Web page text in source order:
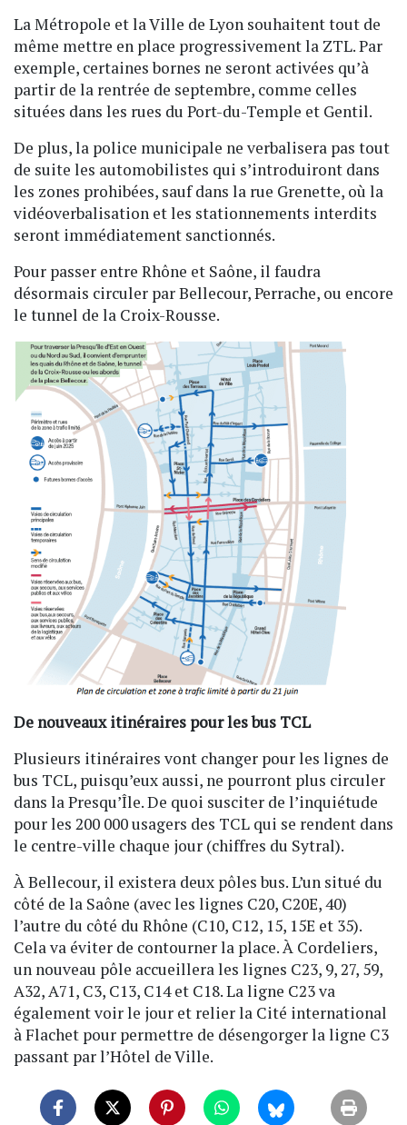
La Métropole et la Ville de Lyon souhaitent tout de
même mettre en place progressivement la ZTL. Par
exemple, certaines bornes ne seront activées qu’à
partir de la rentrée de septembre, comme celles
situées dans les rues du Port-du-Temple et Gentil.
De plus, la police municipale ne verbalisera pas tout
de suite les automobilistes qui s’introduiront dans
les zones prohibées, sauf dans la rue Grenette, où la
vidéoverbalisation et les stationnements interdits
seront immédiatement sanctionnés.
Pour passer entre Rhône et Saône, il faudra
désormais circuler par Bellecour, Perrache, ou encore
le tunnel de la Croix-Rousse.
De nouveaux itinéraires pour les bus TCL
Plusieurs itinéraires vont changer pour les lignes de
bus TCL, puisqu’eux aussi, ne pourront plus circuler
dans la Presqu’Île. De quoi susciter de l’inquiétude
pour les 200 000 usagers des TCL qui se rendent dans
le centre-ville chaque jour (chiffres du Sytral).
À Bellecour, il existera deux pôles bus. L’un situé du
côté de la Saône (avec les lignes C20, C20E, 40)
l’autre du côté du Rhône (C10, C12, 15, 15E et 35).
Cela va éviter de contourner la place. À Cordeliers,
un nouveau pôle accueillera les lignes C23, 9, 27, 59,
A32, A71, C3, C13, C14 et C18. La ligne C23 va
également voir le jour et relier la Cité international
à Flachet pour permettre de désengorger la ligne C3
passant par l’Hôtel de Ville.